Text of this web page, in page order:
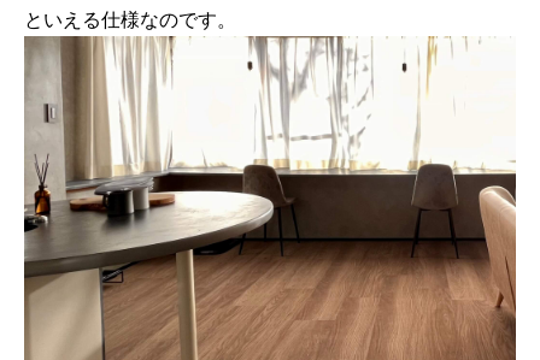
といえる仕様なのです。